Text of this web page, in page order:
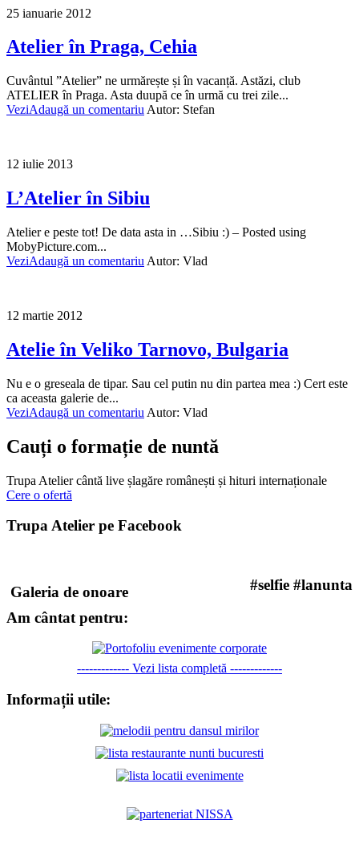
25 ianuarie 2012
Atelier în Praga, Cehia
Cuvântul ”Atelier” ne urmărește și în vacanță. Astăzi, club
ATELIER în Praga. Asta duupă ce în urmă cu trei zile...
VeziAdaugă un comentariu Autor: Stefan
12 iulie 2013
L’Atelier în Sibiu
Atelier e peste tot! De data asta in …Sibiu :) – Posted using
MobyPicture.com...
VeziAdaugă un comentariu Autor: Vlad
12 martie 2012
Atelie în Veliko Tarnovo, Bulgaria
Nu e o greseala de tipar. Sau cel putin nu din partea mea :) Cert este
ca aceasta galerie de...
VeziAdaugă un comentariu Autor: Vlad
Cauți o formație de nuntă
Trupa Atelier cântă live șlagăre românești și hituri internaționale
Cere o ofertă
Trupa Atelier pe Facebook
Galeria de onoare
#selfie #lanunta
Am cântat pentru:
------------- Vezi lista completă -------------
Informații utile: